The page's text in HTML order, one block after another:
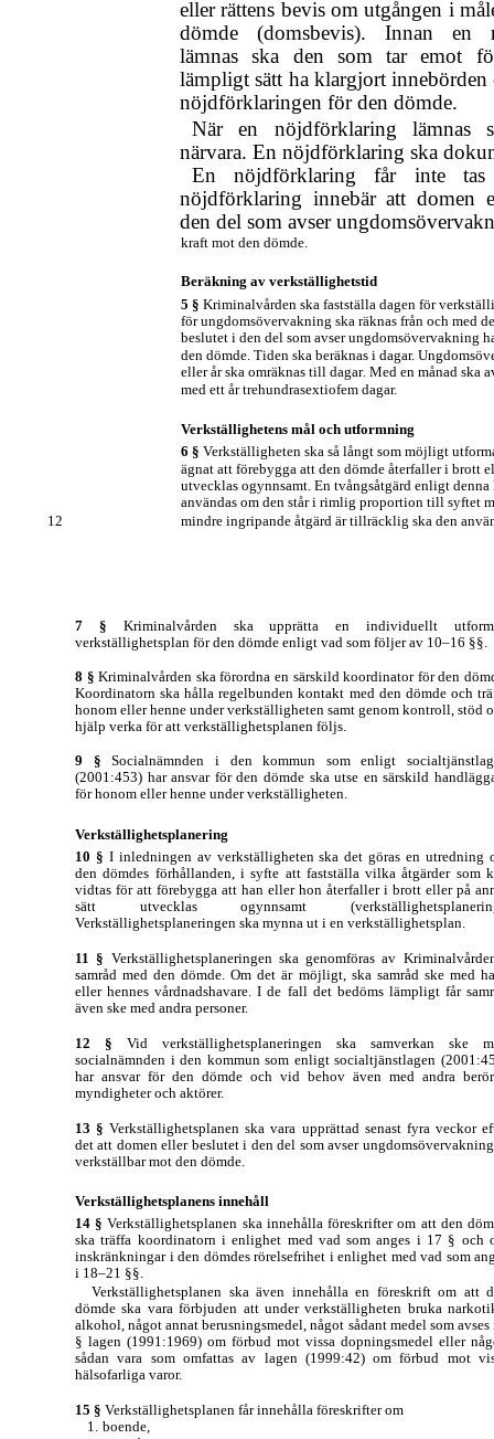
eller rättens bevis om utgången i
dömde (domsbevis). Innan en
lämnas ska den som tar emot
lämpligt sätt ha klargjort innebörden
nöjdförklaringen för den dömde.
När en nöjdförklaring lämnas
närvara. En nöjdförklaring ska
En nöjdförklaring får inte
nöjdförklaring innebär att domen
den del som avser
kraft mot den dömde.
Beräkning av verkställighetstid
5 § Kriminalvården ska fastställa dagen för
för ungdomsövervakning ska räknas från och med
beslutet i den del som avser ungdomsövervakning
den dömde. Tiden ska beräknas i dagar.
eller år ska omräknas till dagar. Med en månad ska
med ett år trehundrasextiofem dagar.
Verkställighetens mål och utformning
6 § Verkställigheten ska så långt som möjligt
ägnat att förebygga att den dömde återfaller i brott
utvecklas ogynnsamt. En tvångsåtgärd enligt denna
användas om den står i rimlig proportion till syftet
12
mindre ingripande åtgärd är tillräcklig ska den
7 § Kriminalvården ska upprätta en individuellt
verkställighetsplan för den dömde enligt vad som följer av 10‒16 §§.
8 §Kriminalvården ska förordna en särskild koordinator för den
Koordinatorn ska hålla regelbunden kontakt med den dömde och
honom eller henne under verkställigheten samt genom kontroll, stöd
hjälp verka för att verkställighetsplanen följs.
9 §Socialnämnden i den kommun som enligt
(2001:453) har ansvar för den dömde ska utse en särskild
för honom eller henne under verkställigheten.
Verkställighetsplanering
10 § I inledningen av verkställigheten ska det göras en utredning
den dömdes förhållanden, i syfte att fastställa vilka åtgärder som
vidtas för att förebygga att han eller hon återfaller i brott eller på
sätt utvecklas ogynnsamt
Verkställighetsplaneringen ska mynna ut i en verkställighetsplan.
11 § Verkställighetsplaneringen ska genomföras av
samråd med den dömde. Om det är möjligt, ska samråd ske med
eller hennes vårdnadshavare. I de fall det bedöms lämpligt får
även ske med andra personer.
12 § Vid verkställighetsplaneringen ska samverkan ske
socialnämnden i den kommun som enligt socialtjänstlagen
har ansvar för den dömde och vid behov även med andra
myndigheter och aktörer.
13 §Verkställighetsplanen ska vara upprättad senast fyra veckor
det att domen eller beslutet i den del som avser
verkställbar mot den dömde.
Verkställighetsplanens innehåll
14 §Verkställighetsplanen ska innehålla föreskrifter om att den
ska träffa koordinatorn i enlighet med vad som anges i 17 § och
inskränkningar i den dömdes rörelsefrihet i enlighet med vad som
i 18–21 §§.
Verkställighetsplanen ska även innehålla en föreskrift om att
dömde ska vara förbjuden att under verkställigheten bruka
alkohol, något annat berusningsmedel, något sådant medel som avses
§ lagen (1991:1969) om förbud mot vissa dopningsmedel eller
sådan vara som omfattas av lagen (1999:42) om förbud mot
hälsofarliga varor.
15 § Verkställighetsplanen får innehålla föreskrifter om
1. boende,